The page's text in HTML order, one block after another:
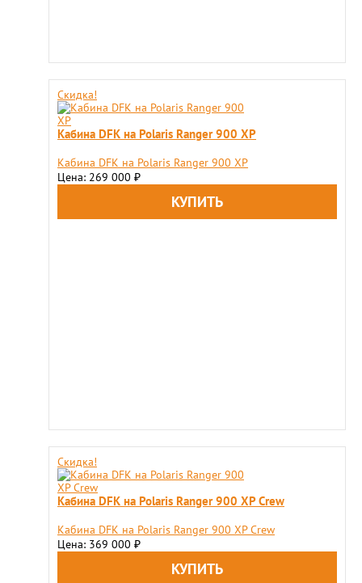
Скидка!
Кабина DFK на Polaris Ranger 900 XP
Кабина DFK на Polaris Ranger 900 XP
Цена: 269 000 ₽
Скидка!
Кабина DFK на Polaris Ranger 900 XP Crew
Кабина DFK на Polaris Ranger 900 XP Crew
Цена: 369 000 ₽